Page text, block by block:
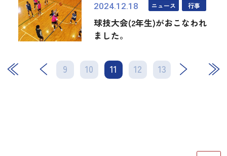
2024.12.18 ニュース 行事
球技大会(2年生)がおこなわれ
ました。
9 10 11 12 13
次 最後